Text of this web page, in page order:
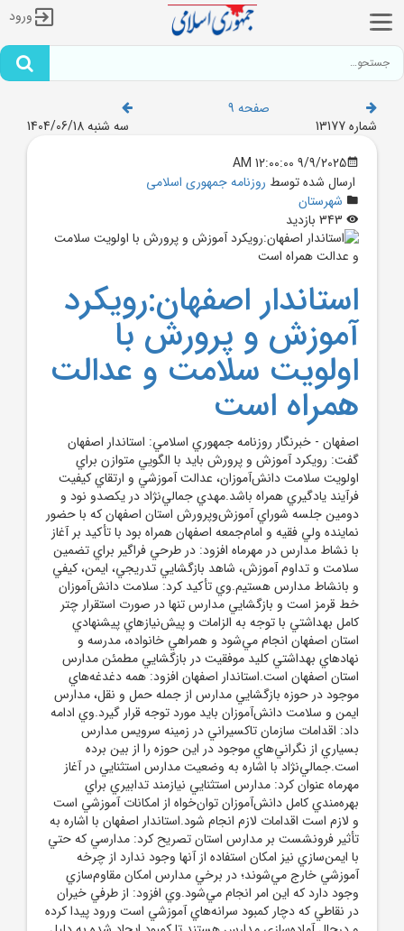
ورود
صفحه 9
شماره 13177
سه شنبه 1404/06/18
9/9/2025 12:00:00 AM
ارسال شده توسط روزنامه جمهوری اسلامی
شهرستان
استاندار اصفهان:رويکرد
آموزش و پرورش با
اولويت سلامت و عدالت
همراه است
اصفهان - خبرنگار روزنامه جمهوري اسلامي: استاندار اصفهان
گفت: رويکرد آموزش و پرورش بايد با الگويي متوازن براي
اولويت سلامت دانش‌آموزان، عدالت آموزشي و ارتقاي کيفيت
فرآيند يادگيري همراه باشد.مهدي جمالي‌نژاد در يکصدو نود و
دومين جلسه شوراي آموزش‌وپرورش استان اصفهان که با حضور
نماينده ولي فقيه و امام‌جمعه اصفهان همراه بود با تأکيد بر آغاز
با نشاط مدارس در مهرماه افزود: در طرحي فراگير براي تضمين
سلامت و تداوم آموزش، شاهد بازگشايي تدريجي، ايمن، کيفي
و بانشاط مدارس هستيم.وي تأکيد کرد: سلامت دانش‌آموزان
خط قرمز است و بازگشايي مدارس تنها در صورت استقرار چتر
کامل بهداشتي با توجه به الزامات و پيش‌نيازهاي پيشنهادي
استان اصفهان انجام مي‌شود و همراهي خانواده، مدرسه و
نهادهاي بهداشتي کليد موفقيت در بازگشايي مطمئن مدارس
استان اصفهان است.استاندار اصفهان افزود: همه دغدغه‌هاي
موجود در حوزه بازگشايي مدارس از جمله حمل و نقل، مدارس
ايمن و سلامت دانش‌آموزان بايد مورد توجه قرار گيرد.وي ادامه
داد: اقدامات سازمان تاکسيراني در زمينه سرويس مدارس
بسياري از نگراني‌هاي موجود در اين حوزه را از بين برده
است.جمالي‌نژاد با اشاره به وضعيت مدارس استثنايي در آغاز
مهرماه عنوان کرد: مدارس استثنايي نيازمند تدابيري براي
بهره‌مندي کامل دانش‌آموزان توان‌خواه از امکانات آموزشي است
و لازم است اقدامات لازم انجام شود.استاندار اصفهان با اشاره به
تأثير فرونشست بر مدارس استان تصريح کرد: مدارسي که حتي
با ايمن‌سازي نيز امکان استفاده از آنها وجود ندارد از چرخه
آموزشي خارج مي‌شوند؛ در برخي مدارس امکان مقاوم‌سازي
وجود دارد که اين امر انجام مي‌شود.وي افزود: از طرفي خيران
در نقاطي که دچار کمبود سرانه‌هاي آموزشي است ورود پيدا کرده